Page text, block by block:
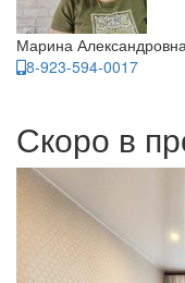
Марина
8-923-594-0017
Скоро в